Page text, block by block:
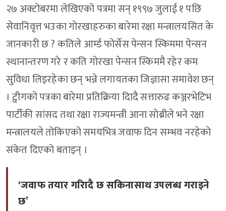
२७ अक्टोबरमा लेखिएको पत्रमा सन् १९९७ जुलाई १ पछि
सेवानिवृत्त भउका गोरखाहरुका बारेमा रक्षा मन्त्रालयसित के
जानकारी छ ? कतिले आर्म्ड फोर्सेस पेन्सन स्किममा पेन्सन
स्थानान्तरण गरे र कति गोरखा पेन्सन स्किममै रहेर कम
सुविधा लिइरहेका छन् भन्ने लगायतका जिज्ञासा समावेश छन्
। ट्वीगको पत्रका बारेमा प्रतिक्रिया दिादै सत्तारुढ कञ्जरभेटिभ
पार्टीकी सांसद तथा रक्षा राज्यमन्त्री आना सोब्रीले भने रक्षा
मन्त्रालयले तोकिएको समयभित्र जवाफ दिन सम्भव नरहेको
संकेत दिएको बताइन् ।
‘जवाफ तयार गरिादै छ सकिनासाथ उपलब्ध गराइने
छ’